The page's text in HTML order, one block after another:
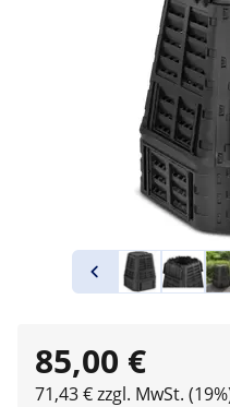
85,00 €
71,43 € zzgl. MwSt.